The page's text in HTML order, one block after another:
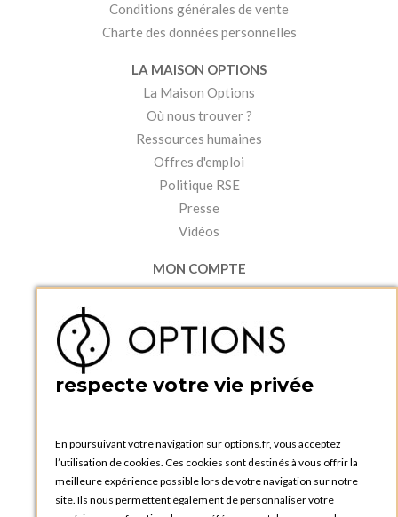
Conditions générales de vente
Charte des données personnelles
LA MAISON OPTIONS
La Maison Options
Où nous trouver ?
Ressources humaines
Offres d'emploi
Politique RSE
Presse
Vidéos
MON COMPTE
Accéder à mon compte
Créer un compte
PRATIQUE
Catalogues et bons de commande
Tutoriels
respecte votre vie privée
En poursuivant votre navigation sur options.fr, vous acceptez
l’utilisation de cookies. Ces cookies sont destinés à vous offrir la
meilleure expérience possible lors de votre navigation sur notre
site. Ils nous permettent également de personnaliser votre